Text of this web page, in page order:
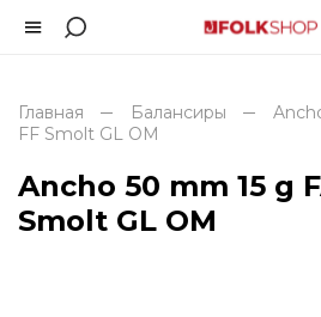
Главная Балансиры
FF Smolt GL OM
Ancho 50 mm 15 g
Smolt GL OM